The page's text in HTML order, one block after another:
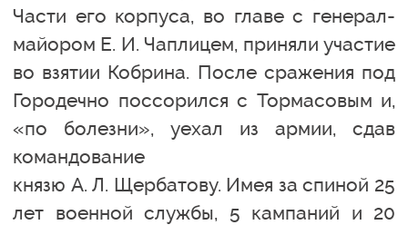
Части его корпуса, во главе с генерал-
майором Е. И. Чаплицем, приняли участие
во взятии Кобрина. После сражения под
Городечно поссорился с Тормасовым и,
«по болезни», уехал из армии, сдав
командование
князю А. Л. Щербатову. Имея за спиной 25
лет военной службы, 5 кампаний и 20